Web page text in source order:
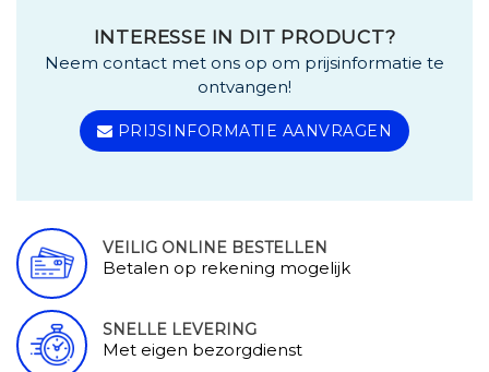
INTERESSE IN DIT PRODUCT?
Neem contact met ons op om prijsinformatie te
ontvangen!
PRIJSINFORMATIE AANVRAGEN
VEILIG ONLINE BESTELLEN
Betalen op rekening mogelijk
SNELLE LEVERING
Met eigen bezorgdienst